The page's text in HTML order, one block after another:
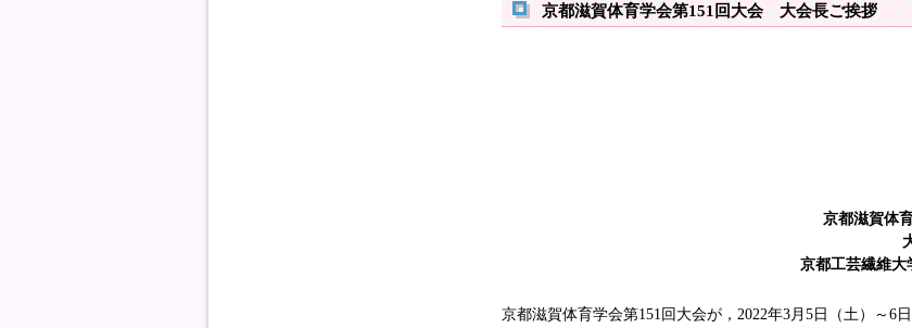
京都滋賀体育学会第151回大会 大会長ご挨拶
京都滋賀体
京都工芸繊維大
京都滋賀体育学会第151回大会が，2022年3月5日（土）～6